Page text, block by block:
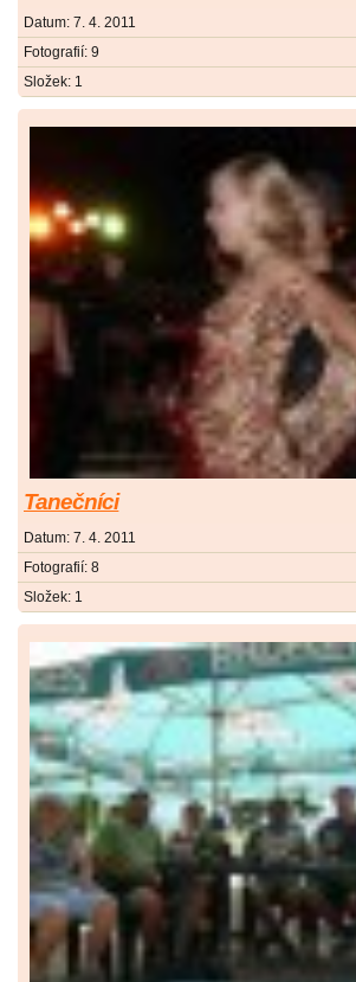
Datum: 7. 4. 2011
Fotografií: 9
Složek: 1
Tanečníci
Datum: 7. 4. 2011
Fotografií: 8
Složek: 1